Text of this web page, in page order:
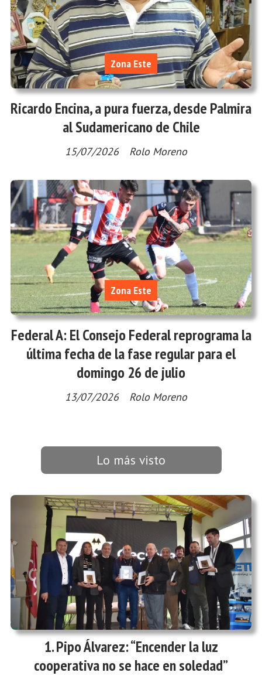
Ricardo Encina, a pura fuerza, desde Palmira
al Sudamericano de Chile
Rolo Moreno
Zona Este
15/07/2026
Federal A: El Consejo Federal reprograma la
última fecha de la fase regular para el
domingo 26 de julio
Rolo Moreno
Zona Este
13/07/2026
Lo más visto
Pipo Álvarez: “Encender la luz
cooperativa no se hace en soledad”